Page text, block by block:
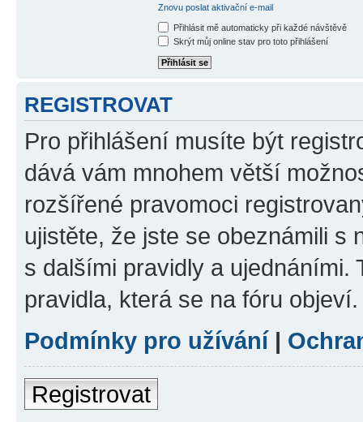
Znovu poslat aktivační e-mail
Přihlásit mě automaticky při každé návštěvě
Skrýt můj online stav pro toto přihlášení
REGISTROVAT
Pro přihlášení musíte být
dává vám mnohem větší
rozšířené pravomoci
ujistěte, že jste se obeznámili s
s dalšími pravidly a ujednáními.
pravidla, která se na fóru objeví.
Podmínky pro užívání|
Registrovat